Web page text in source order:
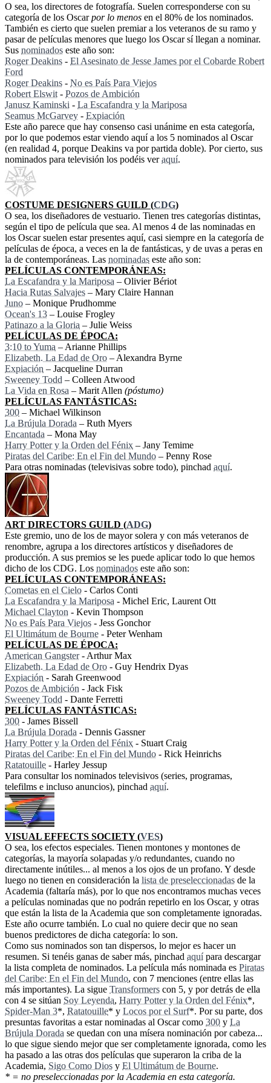
O sea, los directores de fotografía. Suelen corresponderse con su
categoría de los Oscarpor lo menos en el 80% de los nominados.
También es cierto que suelen premiar a los veteranos de su ramo y
pasar de películas menores que luego los Oscar sí llegan a nominar.
Sus nominados este año son:
Roger Deakins - El Asesinato de Jesse James por el Cobarde Robert
Ford
Roger Deakins - No es País Para Viejos
Robert Elswit - Pozos de Ambición
Janusz Kaminski - La Escafandra y la Mariposa
Seamus McGarvey - Expiación
Este año parece que hay consenso casi unánime en esta categoría,
por lo que podemos estar viendo aquí a los 5 nominados al Oscar
(en realidad 4, porque Deakins va por partida doble). Por cierto, sus
nominados para televisión los podéis veraquí.
COSTUME DESIGNERS GUILD (CDG)
O sea, los diseñadores de vestuario. Tienen tres categorías distintas,
según el tipo de película que sea. Al menos 4 de las nominadas en
los Oscar suelen estar presentes aquí, casi siempre en la categoría de
películas de época, a veces en la de fantásticas, y de uvas a peras en
la de contemporáneas. Las nominadas este año son:
PELÍCULAS CONTEMPORÁNEAS:
La Escafandra y la Mariposa – Olivier Bériot
Hacia Rutas Salvajes – Mary Claire Hannan
Juno – Monique Prudhomme
Ocean's 13 – Louise Frogley
Patinazo a la Gloria – Julie Weiss
PELÍCULAS DE ÉPOCA:
3:10 to Yuma – Arianne Phillips
Elizabeth. La Edad de Oro – Alexandra Byrne
Expiación – Jacqueline Durran
Sweeney Todd – Colleen Atwood
La Vida en Rosa – Marit Allen (póstumo)
PELÍCULAS FANTÁSTICAS:
300 – Michael Wilkinson
La Brújula Dorada – Ruth Myers
Encantada – Mona May
Harry Potter y la Orden del Fénix – Jany Temime
Piratas del Caribe: En el Fin del Mundo – Penny Rose
Para otras nominadas (televisivas sobre todo), pinchad aquí.
ART DIRECTORS GUILD (ADG)
Este gremio, uno de los de mayor solera y con más veteranos de
renombre, agrupa a los directores artísticos y diseñadores de
producción. A sus premios se les puede aplicar todo lo que hemos
dicho de los CDG. Los nominados este año son:
PELÍCULAS CONTEMPORÁNEAS:
Cometas en el Cielo - Carlos Conti
La Escafandra y la Mariposa - Michel Eric, Laurent Ott
Michael Clayton - Kevin Thompson
No es País Para Viejos - Jess Gonchor
El Ultimátum de Bourne - Peter Wenham
PELÍCULAS DE ÉPOCA:
American Gangster- Arthur Max
Elizabeth. La Edad de Oro - Guy Hendrix Dyas
Expiación - Sarah Greenwood
Pozos de Ambición - Jack Fisk
Sweeney Todd - Dante Ferretti
PELÍCULAS FANTÁSTICAS:
300 - James Bissell
La Brújula Dorada - Dennis Gassner
Harry Potter y la Orden del Fénix - Stuart Craig
Piratas del Caribe: En el Fin del Mundo - Rick Heinrichs
Ratatouille - Harley Jessup
Para consultar los nominados televisivos (series, programas,
telefilms e incluso anuncios), pinchad aquí.
VISUAL EFFECTS SOCIETY (VES)
O sea, los efectos especiales. Tienen montones y montones de
categorías, la mayoría solapadas y/o redundantes, cuando no
directamente inútiles... al menos a los ojos de un profano. Y desde
luego no tienen en consideración la lista de preseleccionadas de la
Academia (faltaría más), por lo que nos encontramos muchas veces
a películas nominadas que no podrán repetirlo en los Oscar, y otras
que están la lista de la Academia que son completamente ignoradas.
Este año ocurre también. Lo cual no quiere decir que no sean
buenos predictores de dicha categoría: lo son.
Como sus nominados son tan dispersos, lo mejor es hacer un
resumen. Si tenéis ganas de saber más, pinchad aquípara descargar
la lista completa de nominados. La película más nominada es Piratas
del Caribe: En el Fin del Mundo, con 7 menciones (entre ellas las
más importantes). La sigue Transformers con 5, y por detrás de ella
con 4 se sitúan Soy Leyenda, Harry Potter y la Orden del Fénix*,
Spider-Man 3*, Ratatouille* y Locos por el Surf*. Por su parte, dos
presuntas favoritas a estar nominadas al Oscar como 300 y La
Brújula Dorada se quedan con una mísera nominación por cabeza...
lo que sigue siendo mejor que ser completamente ignorada, como les
ha pasado a las otras dos películas que superaron la criba de la
Academia, Sigo Como Dios y El Ultimátum de Bourne.
* = no preseleccionadas por la Academia en esta categoría.